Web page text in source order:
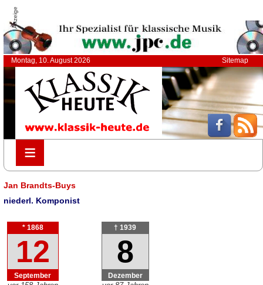
Anzeige
Montag, 10. August 2026 Sitemap
≡
≡
Jan Brandts-Buys
niederl. Komponist
* 1868
12
September
† 1939
8
Dezember